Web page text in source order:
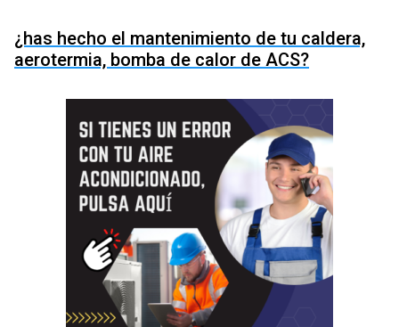
¿has hecho el mantenimiento de tu caldera,
aerotermia, bomba de calor de ACS?